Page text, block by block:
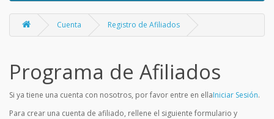
Cuenta Registro de Afiliados
Programa de Afiliados
Si ya tiene una cuenta con nosotros, por favor entre en ellaIniciar Sesión.
Para crear una cuenta de afiliado, rellene el siguiente formulario y